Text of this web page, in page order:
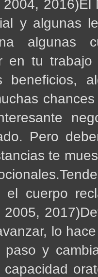
y algunas
algunas
en tu
beneficios,
Pero
te
cuerpo
lo
paso y